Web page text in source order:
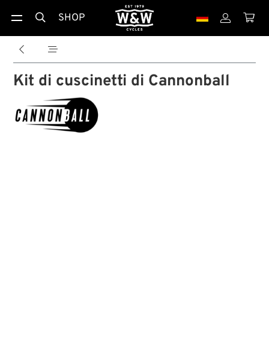
 SHOP  
 
Kit di cuscinetti di Cannonball